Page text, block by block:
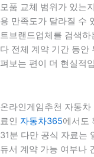
모품 교체 범위가 있는
용 만족도가 달라질 수
트브랜드업체를 검색
다 전체 계약 기간 동안
펴보는 편이 더 현실적
온라인게임추천 자동
료인 자동차365에서도
31분 다만 공식 자료는
듀서 계약 가능 여부나